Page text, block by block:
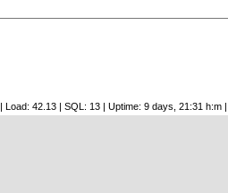
| Load: 42.13 | SQL: 13 | Uptime: 9 days, 21:31